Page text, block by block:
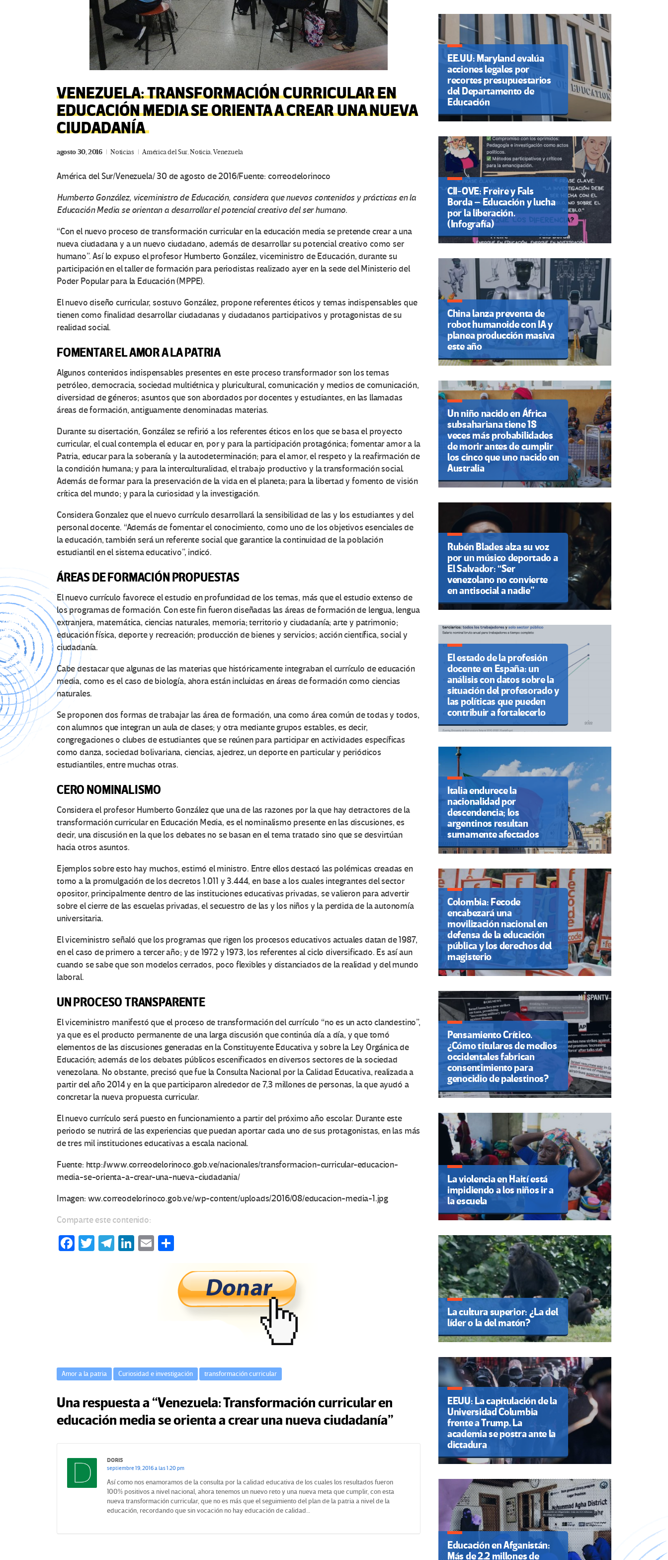
VENEZUELA: TRANSFORMACIÓN CURRICULAR EN
EDUCACIÓN MEDIA SE ORIENTA A CREAR UNA NUEVA
CIUDADANÍA
agosto 30, 2016 Noticias América del Sur,Noticia,Venezuela
América del Sur/Venezuela/ 30 de agosto de 2016/Fuente: correodelorinoco
Humberto González, viceministro de Educación, considera que nuevos contenidos y prácticas en la
Educación Media se orientan a desarrollar el potencial creativo del ser humano.
“Con el nuevo proceso de transformación curricular en la educación media se pretende crear a una
nueva ciudadana y a un nuevo ciudadano, además de desarrollar su potencial creativo como ser
humano”. Así lo expuso el profesor Humberto González, viceministro de Educación, durante su
participación en el taller de formación para periodistas realizado ayer en la sede del Ministerio del
Poder Popular para la Educación (MPPE).
El nuevo diseño curricular, sostuvo González, propone referentes éticos y temas indispensables que
tienen como finalidad desarrollar ciudadanas y ciudadanos participativos y protagonistas de su
realidad social.
FOMENTAR EL AMOR A LA PATRIA
Algunos contenidos indispensables presentes en este proceso transformador son los temas
petróleo, democracia, sociedad multiétnica y pluricultural, comunicación y medios de comunicación,
diversidad de géneros; asuntos que son abordados por docentes y estudiantes, en las llamadas
áreas de formación, antiguamente denominadas materias.
Durante su disertación, González se refirió a los referentes éticos en los que se basa el proyecto
curricular, el cual contempla el educar en, por y para la participación protagónica; fomentar amor a la
Patria, educar para la soberanía y la autodeterminación; para el amor, el respeto y la reafirmación de
la condición humana; y para la interculturalidad, el trabajo productivo y la transformación social.
Además de formar para la preservación de la vida en el planeta; para la libertad y fomento de visión
crítica del mundo; y para la curiosidad y la investigación.
Considera Gonzalez que el nuevo currículo desarrollará la sensibilidad de las y los estudiantes y del
personal docente. “Además de fomentar el conocimiento, como uno de los objetivos esenciales de
la educación, también será un referente social que garantice la continuidad de la población
estudiantil en el sistema educativo”, indicó.
ÁREAS DE FORMACIÓN PROPUESTAS
El nuevo currículo favorece el estudio en profundidad de los temas, más que el estudio extenso de
los programas de formación. Con este fin fueron diseñadas las áreas de formación de lengua, lengua
extranjera, matemática, ciencias naturales, memoria; territorio y ciudadanía; arte y patrimonio;
educación física, deporte y recreación; producción de bienes y servicios; acción científica, social y
ciudadanía.
Cabe destacar que algunas de las materias que históricamente integraban el currículo de educación
media, como es el caso de biología, ahora están incluidas en áreas de formación como ciencias
naturales.
Se proponen dos formas de trabajar las área de formación, una como área común de todas y todos,
con alumnos que integran un aula de clases; y otra mediante grupos estables, es decir,
congregaciones o clubes de estudiantes que se reúnen para participar en actividades específicas
como danza, sociedad bolivariana, ciencias, ajedrez, un deporte en particular y periódicos
estudiantiles, entre muchas otras.
CERO NOMINALISMO
Considera el profesor Humberto González que una de las razones por la que hay detractores de la
transformación curricular en Educación Media, es el nominalismo presente en las discusiones, es
decir, una discusión en la que los debates no se basan en el tema tratado sino que se desvirtúan
hacia otros asuntos.
Ejemplos sobre esto hay muchos, estimó el ministro. Entre ellos destacó las polémicas creadas en
torno a la promulgación de los decretos 1.011 y 3.444, en base a los cuales integrantes del sector
opositor, principalmente dentro de las instituciones educativas privadas, se valieron para advertir
sobre el cierre de las escuelas privadas, el secuestro de las y los niños y la perdida de la autonomía
universitaria.
El viceministro señaló que los programas que rigen los procesos educativos actuales datan de 1987,
en el caso de primero a tercer año; y de 1972 y 1973, los referentes al ciclo diversificado. Es así aun
cuando se sabe que son modelos cerrados, poco flexibles y distanciados de la realidad y del mundo
laboral.
UN PROCESO TRANSPARENTE
El viceministro manifestó que el proceso de transformación del currículo “no es un acto clandestino”,
ya que es el producto permanente de una larga discusión que continúa día a día, y que tomó
elementos de las discusiones generadas en la Constituyente Educativa y sobre la Ley Orgánica de
Educación; además de los debates públicos escenificados en diversos sectores de la sociedad
venezolana. No obstante, precisó que fue la Consulta Nacional por la Calidad Educativa, realizada a
partir del año 2014 y en la que participaron alrededor de 7,3 millones de personas, la que ayudó a
concretar la nueva propuesta curricular.
El nuevo currículo será puesto en funcionamiento a partir del próximo año escolar. Durante este
periodo se nutrirá de las experiencias que puedan aportar cada uno de sus protagonistas, en las más
de tres mil instituciones educativas a escala nacional.
Fuente: http://www.correodelorinoco.gob.ve/nacionales/transformacion-curricular-educacion-
media-se-orienta-a-crear-una-nueva-ciudadania/
Imagen: ww.correodelorinoco.gob.ve/wp-content/uploads/2016/08/educacion-media-1.jpg
Comparte este contenido:
Fa T
Te Li
E
m
p
ar
Amor a la patria Curiosidad e investigación transformación curricular
Una respuesta a “Venezuela: Transformación curricular en
educación media se orienta a crear una nueva ciudadanía”
DORIS
septiembre 19, 2016 a las 1:20 pm
Así como nos enamoramos de la consulta por la calidad educativa de los cuales los resultados fueron
100% positivos a nivel nacional, ahora tenemos un nuevo reto y una nueva meta que cumplir, con esta
nueva transformación curricular, que no es más que el seguimiento del plan de la patria a nivel de la
educación, recordando que sin vocación no hay educación de calidad…
EE.UU: Maryland evalúa
acciones legales por
recortes presupuestarios
del Departamento de
Educación
CII-OVE: Freire y Fals
Borda – Educación y lucha
por la liberación.
(Infografía)
China lanza preventa de
robot humanoide con IA y
planea producción masiva
este año
Un niño nacido en África
subsahariana tiene 18
veces más probabilidades
de morir antes de cumplir
los cinco que uno nacido en
Australia
Rubén Blades alza su voz
por un músico deportado a
El Salvador: “Ser
venezolano no convierte
en antisocial a nadie”
El estado de la profesión
docente en España: un
análisis con datos sobre la
situación del profesorado y
las políticas que pueden
contribuir a fortalecerlo
Italia endurece la
nacionalidad por
descendencia; los
argentinos resultan
sumamente afectados
Colombia: Fecode
encabezará una
movilización nacional en
defensa de la educación
pública y los derechos del
magisterio
Pensamiento Crítico.
¿Cómo titulares de medios
occidentales fabrican
consentimiento para
genocidio de palestinos?
La violencia en Haití está
impidiendo a los niños ir a
la escuela
La cultura superior: ¿La del
líder o la del matón?
EEUU: La capitulación de la
Universidad Columbia
frente a Trump. La
academia se postra ante la
dictadura
Educación en Afganistán:
Más de 2.2 millones de